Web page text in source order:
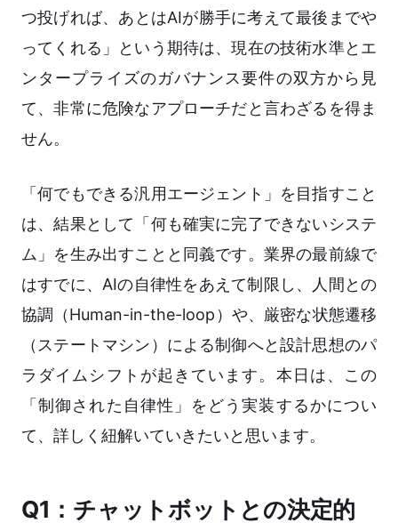
つ投げれば、あとはAIが勝手に考えて最後までや
ってくれる」という期待は、現在の技術水準とエ
ンタープライズのガバナンス要件の双方から見
て、非常に危険なアプローチだと言わざるを得ま
せん。
「何でもできる汎用エージェント」を目指すこと
は、結果として「何も確実に完了できないシステ
ム」を生み出すことと同義です。業界の最前線で
はすでに、AIの自律性をあえて制限し、人間との
協調（Human-in-the-loop）や、厳密な状態遷移
（ステートマシン）による制御へと設計思想のパ
ラダイムシフトが起きています。本日は、この
「制御された自律性」をどう実装するかについ
て、詳しく紐解いていきたいと思います。
Q1：チャットボットとの決定的